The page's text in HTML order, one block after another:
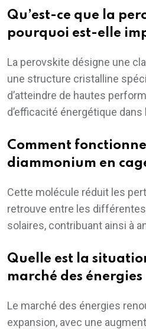
Qu’est-ce que la
pourquoi est-elle
La perovskite désigne une
une structure cristalline
d’atteindre de hautes
d’efficacité énergétique
Comment
diammonium en
Cette molécule réduit les
retrouve entre les
solaires, contribuant ainsi à
Quelle est la
marché des
Le marché des énergies
expansion, avec une